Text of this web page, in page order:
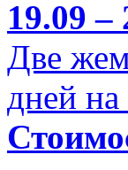
19.09 –
Две
дней